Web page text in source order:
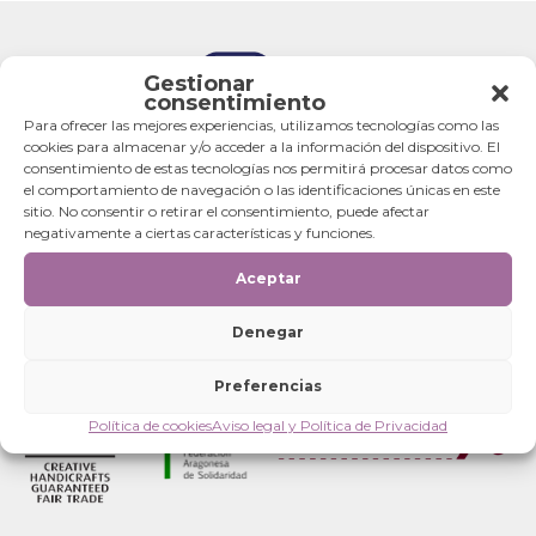
Gestionar
consentimiento
Para ofrecer las mejores experiencias, utilizamos tecnologías como las
cookies para almacenar y/o acceder a la información del dispositivo. El
consentimiento de estas tecnologías nos permitirá procesar datos como
el comportamiento de navegación o las identificaciones únicas en este
sitio. No consentir o retirar el consentimiento, puede afectar
negativamente a ciertas características y funciones.
Aceptar
Denegar
Preferencias
Política de cookiesAviso legal y Política de Privacidad